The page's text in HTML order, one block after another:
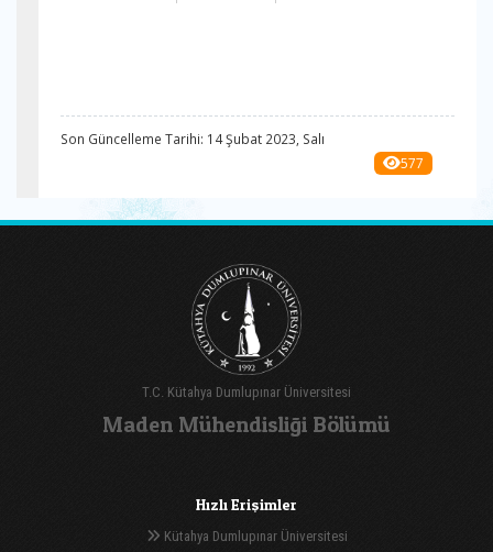
Son Güncelleme Tarihi: 14 Şubat 2023, Salı
577
T.C. Kütahya Dumlupınar Üniversitesi
Maden Mühendisliği Bölümü
Hızlı Erişimler
Kütahya Dumlupınar Üniversitesi